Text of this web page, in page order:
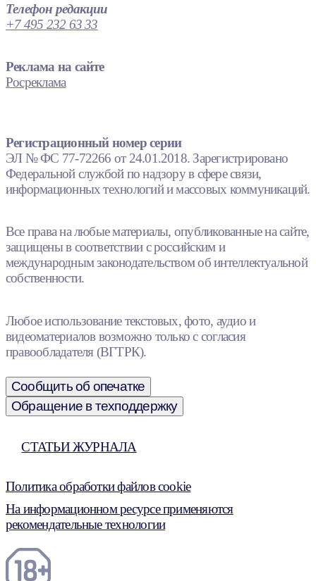
Телефон редакции
+7 495 232 63 33
Реклама на сайте
Росреклама
Регистрационный номер серии
ЭЛ № ФС 77-72266 от 24.01.2018. Зарегистрировано
Федеральной службой по надзору в сфере связи,
информационных технологий и массовых коммуникаций.
Все права на любые материалы, опубликованные на сайте,
защищены в соответствии с российским и
международным законодательством об интеллектуальной
собственности.
Любое использование текстовых, фото, аудио и
видеоматериалов возможно только с согласия
правообладателя (ВГТРК).
Сообщить об опечатке
Обращение в техподдержку
СТАТЬИ ЖУРНАЛА
Политика обработки файлов cookie
На информационном ресурсе применяются
рекомендательные технологии